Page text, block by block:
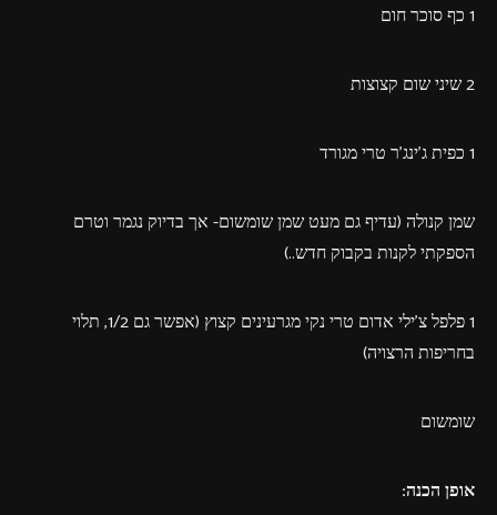
1 כף סוכר חום
2 שיני שום קצוצות
1 כפית ג'ינג'ר טרי מגורד
שמן קנולה (עדיף גם מעט שמן שומשום- אך בדיוק נגמר וטרם
הספקתי לקנות בקבוק חדש..)
1 פלפל צ'ילי אדום טרי נקי מגרעינים קצוץ (אפשר גם 1/2, תלוי
בחריפות הרצויה)
שומשום
אופן הכנה: